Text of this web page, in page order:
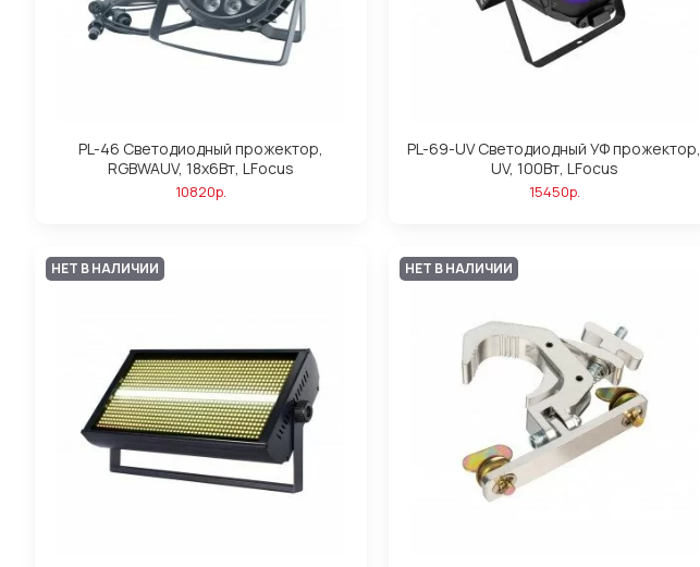
PL-46 Светодиодный прожектор,
RGBWAUV, 18х6Вт, LFocus
10820р.
PL-69-UV Светодиодный УФ прожектор,
UV, 100Вт, LFocus
15450р.
НЕТ В НАЛИЧИИ НЕТ В НАЛИЧИИ